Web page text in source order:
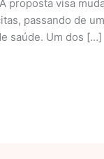
proposta visa
passando de
saúde. Um dos […]